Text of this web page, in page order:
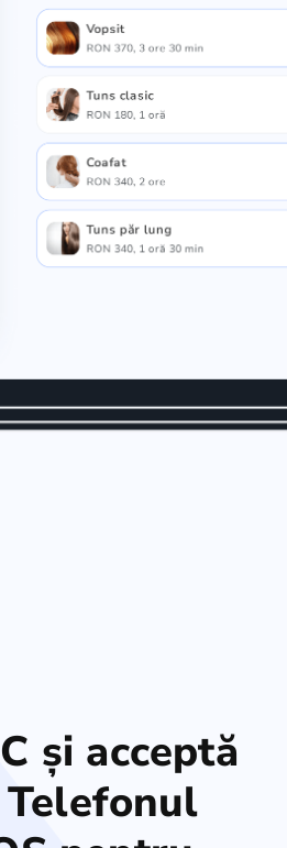
și acceptă